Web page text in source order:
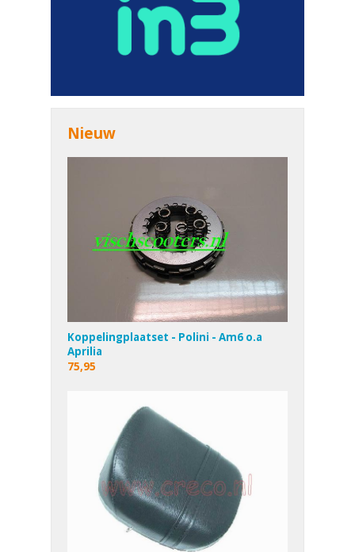
Nieuw
Koppelingplaatset - Polini - Am6 o.a
Aprilia
75,95